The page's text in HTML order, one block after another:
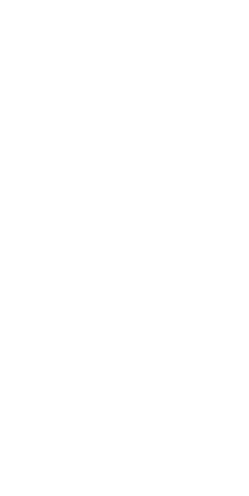
Alarmierung, Sirenentest